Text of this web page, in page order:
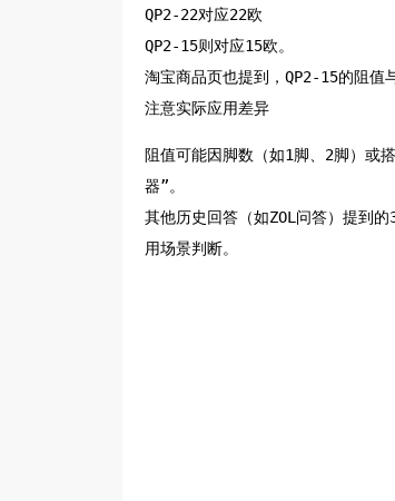
QP2-22对应22欧
QP2-15则对应15欧。
淘宝商品页也提到，QP2-15的阻值
‌注意实际应用差异‌
阻值可能因脚数（如1脚、2脚）或
器”。
其他历史回答（如ZOL问答）提到
用场景判断。